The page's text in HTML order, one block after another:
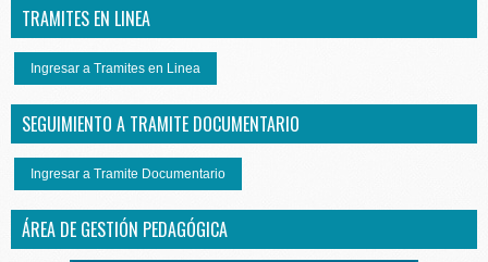
TRAMITES EN LINEA
Ingresar a Tramites en Linea
SEGUIMIENTO A TRAMITE DOCUMENTARIO
Ingresar a Tramite Documentario
ÁREA DE GESTIÓN PEDAGÓGICA